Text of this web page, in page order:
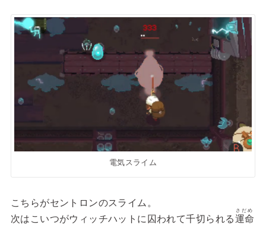
電気スライム
こちらがセントロンのスライム。
次はこいつがウィッチハットに囚われて千切られる運命
さだめ